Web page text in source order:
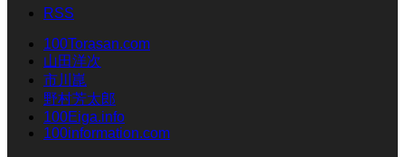
RSS
100Torasan.com
山田洋次
市川崑
野村芳太郎
100Eiga.info
100information.com